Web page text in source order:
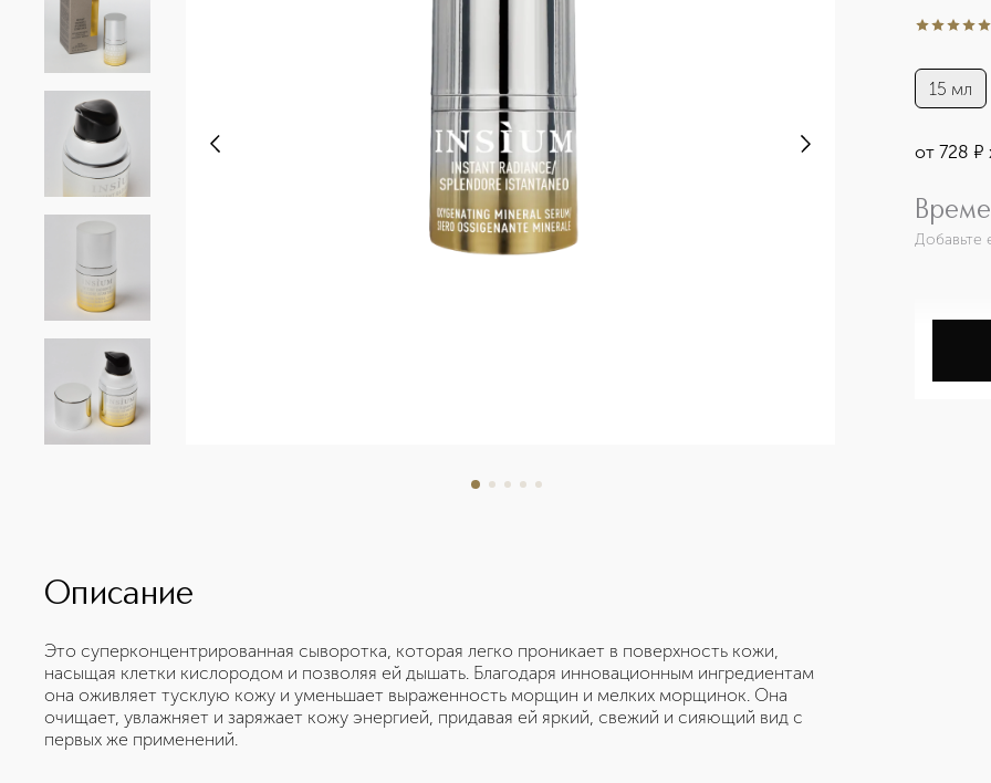
5из 51
15 мл
от728 ¤
Добавьте
Описание
Это суперконцентрированная сыворотка, которая легко проникает в поверхность кожи,
насыщая клетки кислородом и позволяя ей дышать. Благодаря инновационным ингредиентам
она оживляет тусклую кожу и уменьшает выраженность морщин и мелких морщинок. Она
очищает, увлажняет и заряжает кожу энергией, придавая ей яркий, свежий и сияющий вид с
первых же применений.